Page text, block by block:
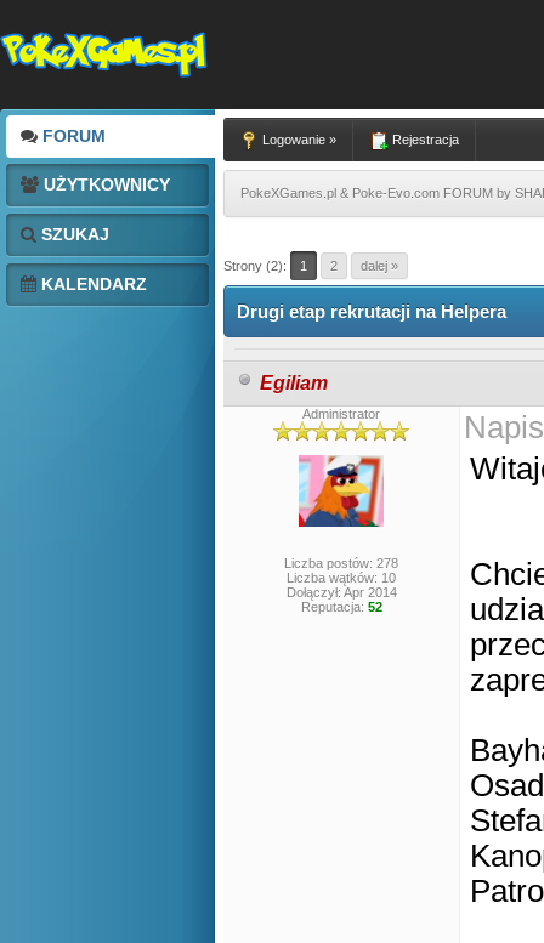
FORUM
UŻYTKOWNICY
SZUKAJ
KALENDARZ
Logowanie » Rejestracja
PokeXGames.pl & Poke-Evo.com FORUM by
Strony (2): 1 2 dalej »
Drugi etap rekrutacji na Helpera
Egiliam
Administrator
Liczba postów: 278
Liczba wątków: 10
Dołączył: Apr 2014
Reputacja: 52